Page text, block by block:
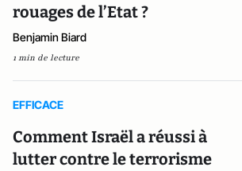
rouages de l’Etat ?
Benjamin Biard
1 min de lecture
EFFICACE
Comment Israël a réussi à
lutter contre le terrorisme